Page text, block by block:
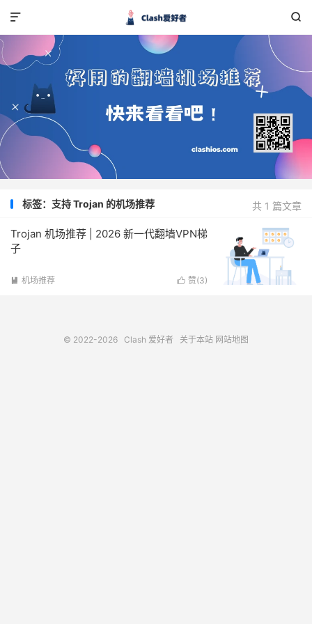


共 1 篇文章
标签：支持 Trojan 的机场推荐
Trojan 机场推荐 | 2026 新一代翻墙VPN梯
子
 赞(3)
 机场推荐
© 2022-2026 Clash 爱好者 关于本站 网站地图